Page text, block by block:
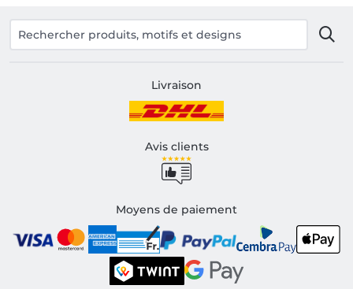
Livraison
Avis clients
Moyens de paiement